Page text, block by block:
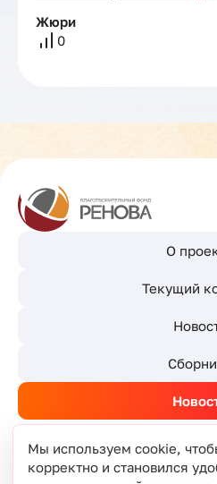
Жюри
0
О
Текущий
Мы используем cookie,
корректно и становился